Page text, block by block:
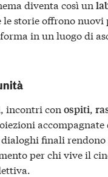
diventa così un
le storie offrono
in un luogo di
incontri con ospiti,
accompagnate
finali
per chi vive il